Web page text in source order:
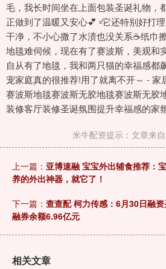
毛，我长时间坐在上面包装圣诞礼物，
正做到了温暖又安心💕 ▫️它还特别好打
干净，不小心撒了水渍也没关系☕️纸巾
地毯难伺候，现在有了赛波斯，美观和
自从有了地毯，我和两只猫的幸福感都
宠家庭真的很推荐!用了就离不开～ - 家
赛波斯地毯赛波斯无胶地毯赛波斯无胶
装修客厅装修圣诞氛围提升幸福感的家
米牛配资提示：文章来
上一篇： 亚博速融 宝宝外出辅食推荐：
养的外出神器，就它了！
下一篇： 查查配 柯力传感：6月30日融
融券余额6.96亿元
相关文章